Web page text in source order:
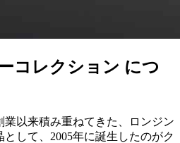
コレクション につ
業以来積み重ねてきた、ロンジン
して、2005年に誕生したのがク